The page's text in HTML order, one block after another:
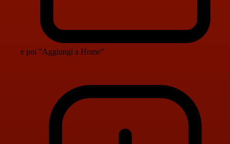
e poi "Aggiungi a Home"